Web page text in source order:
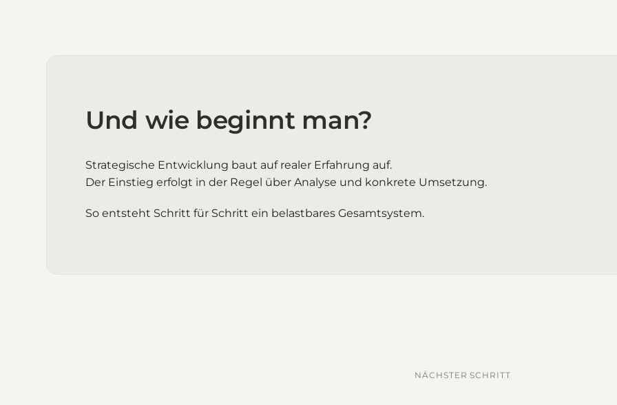
Und wie beginnt man?
Strategische Entwicklung baut auf realer Erfahrung auf.
Der Einstieg erfolgt in der Regel über Analyse und konkrete Umsetzung.
So entsteht Schritt für Schritt ein belastbares Gesamtsystem.
NÄCHSTER SCHRITT